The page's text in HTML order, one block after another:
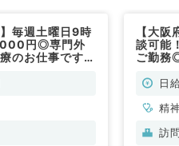
毎週土曜日9時
円◎専門外
のお仕事です
【大
談可能
ご勤務
／非常
日
精
訪